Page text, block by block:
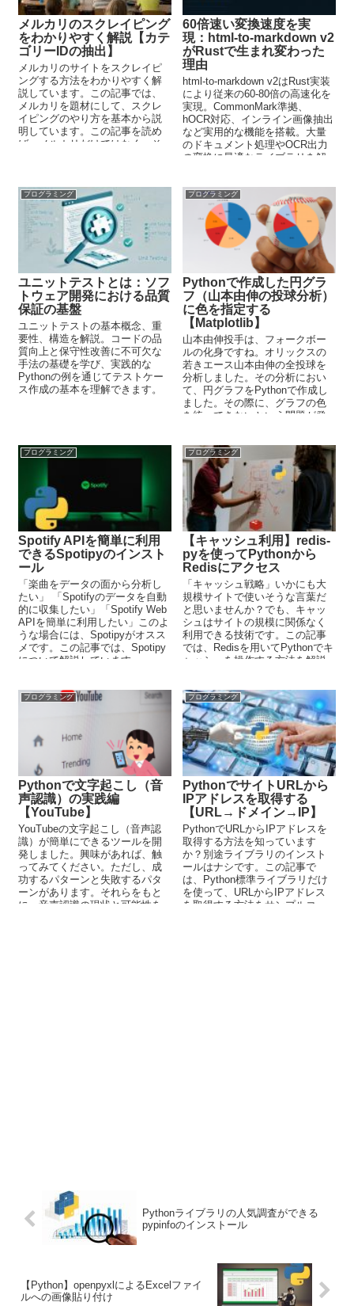
メルカリのスクレイピング
をわかりやすく解説【カテ
ゴリーIDの抽出】
メルカリのサイトをスクレイピ
ングする方法をわかりやすく解
説しています。この記事では、
メルカリを題材にして、スクレ
イピングのやり方を基本から説
明しています。この記事を読め
ば、メルカリだけではなく、そ
60倍速い変換速度を実
現：html-to-markdown v2
がRustで生まれ変わった
理由
html-to-markdown v2はRust実装
により従来の60-80倍の高速化を
実現。CommonMark準拠、
hOCR対応、インライン画像抽出
など実用的な機能を搭載。大量
のドキュメント処理やOCR出力
の変換に最適なライブラリを解
プログラミング
ユニットテストとは：ソフ
トウェア開発における品質
保証の基盤
ユニットテストの基本概念、重
要性、構造を解説。コードの品
質向上と保守性改善に不可欠な
手法の基礎を学び、実践的な
Pythonの例を通じてテストケー
ス作成の基本を理解できます。
プログラミング
Pythonで作成した円グラ
フ（山本由伸の投球分析）
に色を指定する
【Matplotlib】
山本由伸投手は、フォークボー
ルの化身ですね。オリックスの
若きエース山本由伸の全投球を
分析しました。その分析におい
て、円グラフをPythonで作成し
ました。その際に、グラフの色
を統一できないという問題が発
います。
プログラミング
Spotify APIを簡単に利用
できるSpotipyのインスト
ール
「楽曲をデータの面から分析し
たい」 「Spotifyのデータを自動
的に収集したい」「Spotify Web
APIを簡単に利用したい」このよ
うな場合には、Spotipyがオスス
メです。この記事では、Spotipy
について解説しています。
プログラミング
【キャッシュ利用】redis-
pyを使ってPythonから
Redisにアクセス
「キャッシュ戦略」いかにも大
規模サイトで使いそうな言葉だ
と思いませんか？でも、キャッ
シュはサイトの規模に関係なく
利用できる技術です。この記事
では、Redisを用いてPythonでキ
ャッシュを操作する方法を解説
プログラミング
Pythonで文字起こし（音
声認識）の実践編
【YouTube】
YouTubeの文字起こし（音声認
識）が簡単にできるツールを開
発しました。興味があれば、触
ってみてください。ただし、成
功するパターンと失敗するパタ
ーンがあります。それらをもと
に、音声認識の現状と可能性を
プログラミング
PythonでサイトURLから
IPアドレスを取得する
【URL→ドメイン→IP】
PythonでURLからIPアドレスを
取得する方法を知っています
か？別途ライブラリのインスト
ールはナシです。この記事で
は、Python標準ライブラリだけ
を使って、URLからIPアドレス
を取得する方法をサンプルコー
Pythonライブラリの人気調査ができる
pypinfoのインストール
【Python】openpyxlによるExcelファイ
ルへの画像貼り付け